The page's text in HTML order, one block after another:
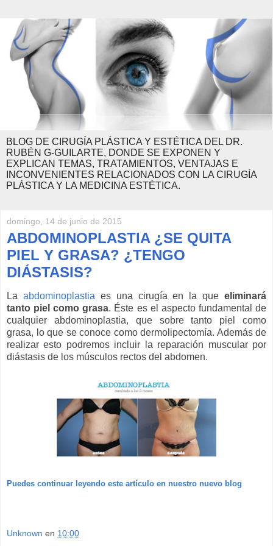
BLOG DE CIRUGÍA PLÁSTICA Y ESTÉTICA DEL DR.
RUBÉN G-GUILARTE, DONDE SE EXPONEN Y
EXPLICAN TEMAS, TRATAMIENTOS, VENTAJAS E
INCONVENIENTES RELACIONADOS CON LA CIRUGÍA
PLÁSTICA Y LA MEDICINA ESTÉTICA.
domingo, 14 de junio de 2015
ABDOMINOPLASTIA ¿SE QUITA
PIEL Y GRASA? ¿TENGO
DIÁSTASIS?
La abdominoplastia es una cirugía en la que eliminará
tanto piel como grasa. Éste es el aspecto fundamental de
cualquier abdominoplastia, que sobre tanto piel como
grasa, lo que se conoce como dermolipectomía. Además de
realizar esto podremos incluir la reparación muscular por
diástasis de los músculos rectos del abdomen.
Puedes continuar leyendo este artículo en nuestro nuevo blog
Unknown en 10:00